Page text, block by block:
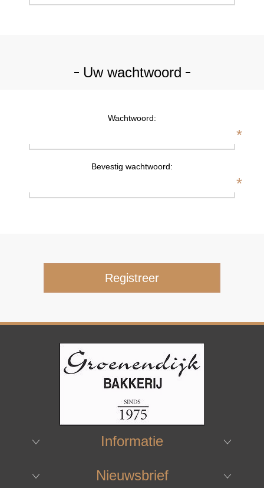
Uw wachtwoord
Wachtwoord:
*
Bevestig wachtwoord:
*
Informatie
Nieuwsbrief